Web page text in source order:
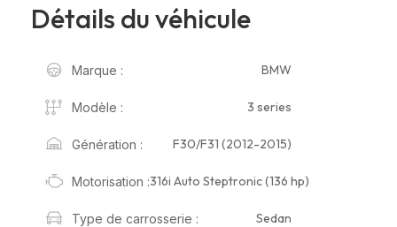
Détails du véhicule
Marque : BMW
Modèle : 3 series
Génération : F30/F31 (2012-2015)
Motorisation :316i Auto Steptronic (136 hp)
Type de carrosserie : Sedan